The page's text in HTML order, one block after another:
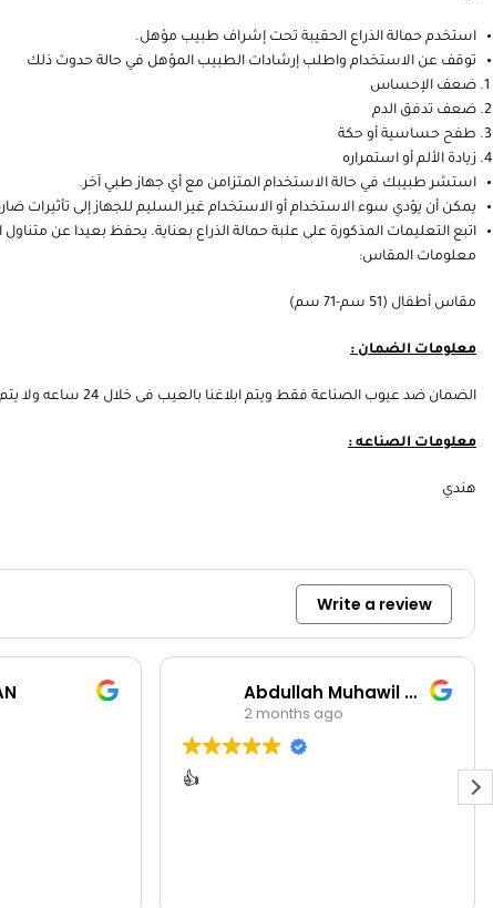
استخدم حمالة الذراع الحقيبة تحت إشراف طبيب مؤهل.
توقف عن الاستخدام واطلب إرشادات الطبيب المؤهل في حالة حدوث ذلك
ضعف الإحساس
ضعف تدفق الدم
طفح حساسية أو حكة
زيادة الألم أو استمراره
استشر طبيبك في حالة الاستخدام المتزامن مع أي جهاز طبي آخر.
يمكن أن يؤدي سوء الاستخدام أو الاستخدام غير السليم للجهاز إلى تأثيرات
اتبع التعليمات المذكورة على علبة حمالة الذراع بعناية. يحفظ بعيدا عن متناول
معلومات المقاس:
مقاس أطفال (51 سم-71 سم)
معلومات الضمان :
الضمان ضد عيوب الصناعة فقط ويتم ابلاغنا بالعيب فى خلال 24 ساعه ولا يتم اتلاف الكرتون . يرجى قرائة سياسة الاستبدال والارجاع
معلومات الصناعه :
هندي
Write a review
Abdullah Muhawil almutairi
2 months ago
👍